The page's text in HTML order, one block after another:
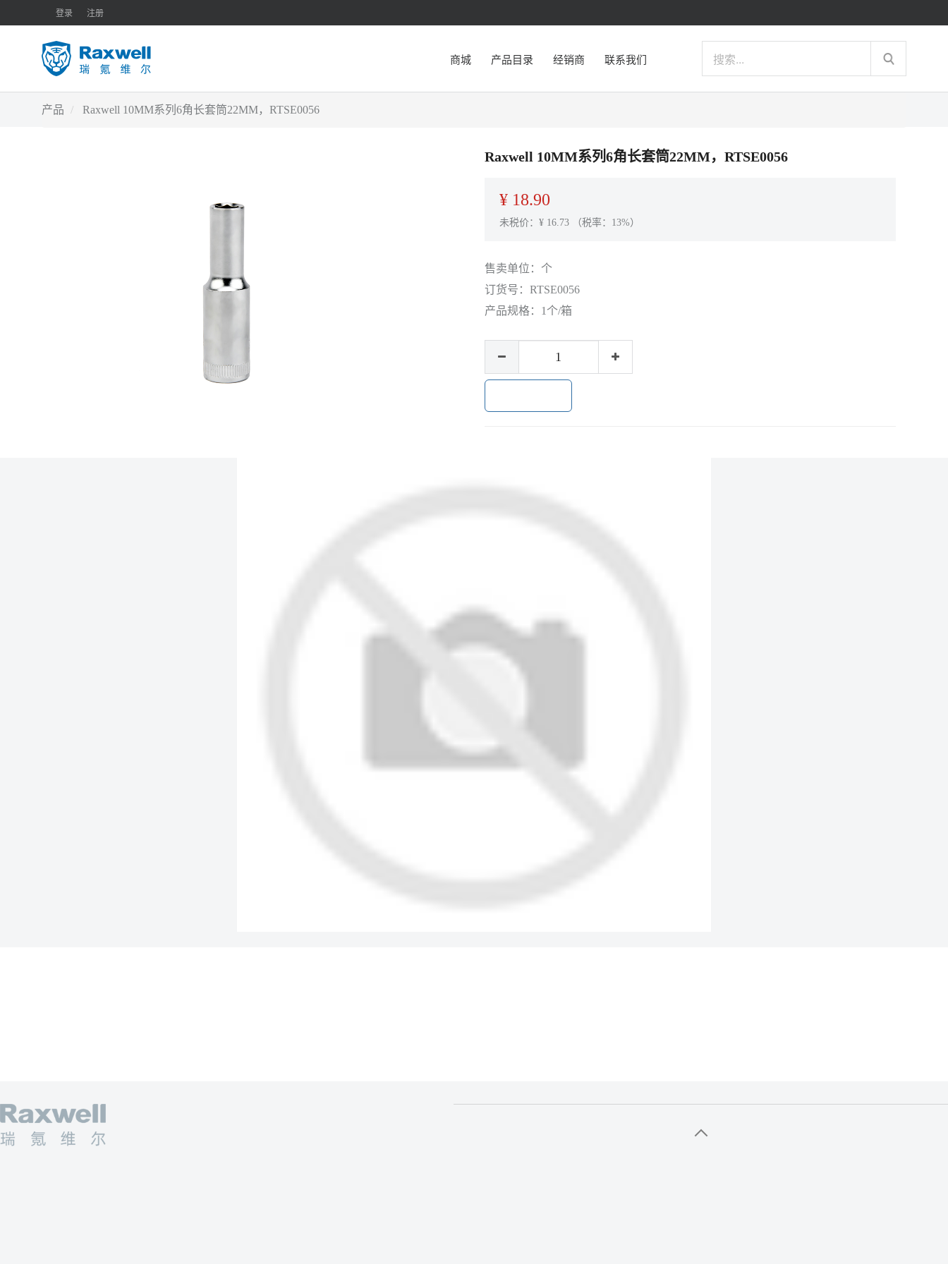
登录 注册
商城 产品目录 经销商 联系我们
产品 Raxwell 10MM系列6角长套筒22MM，RTSE0056
Raxwell 10MM系列6角长套筒22MM，RTSE0056
¥ 18.90
未税价：¥ 16.73（税率：13%）
售卖单位： 个
订货号： RTSE0056
产品规格： 1个/箱